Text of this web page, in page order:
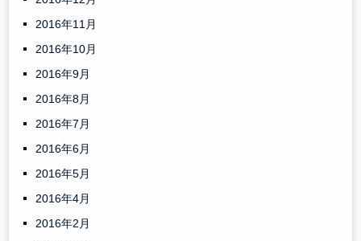
2016年11月
2016年10月
2016年9月
2016年8月
2016年7月
2016年6月
2016年5月
2016年4月
2016年2月